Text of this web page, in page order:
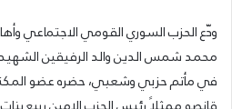
ودّع الحزب السوري القومي الاجتماعي
محمد شمس الدين والد الرفيقين
في مأتم حزبي وشعبي، حضره عضو